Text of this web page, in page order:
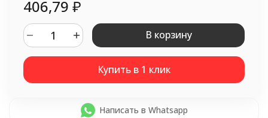
406,79 ₽
В корзину
Написать в Whatsapp